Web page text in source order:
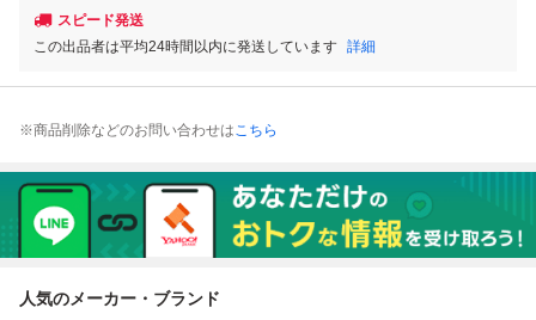
スピード発送
この出品者は平均24時間以内に発送しています 詳細
※商品削除などのお問い合わせはこちら
人気のメーカー・ブランド